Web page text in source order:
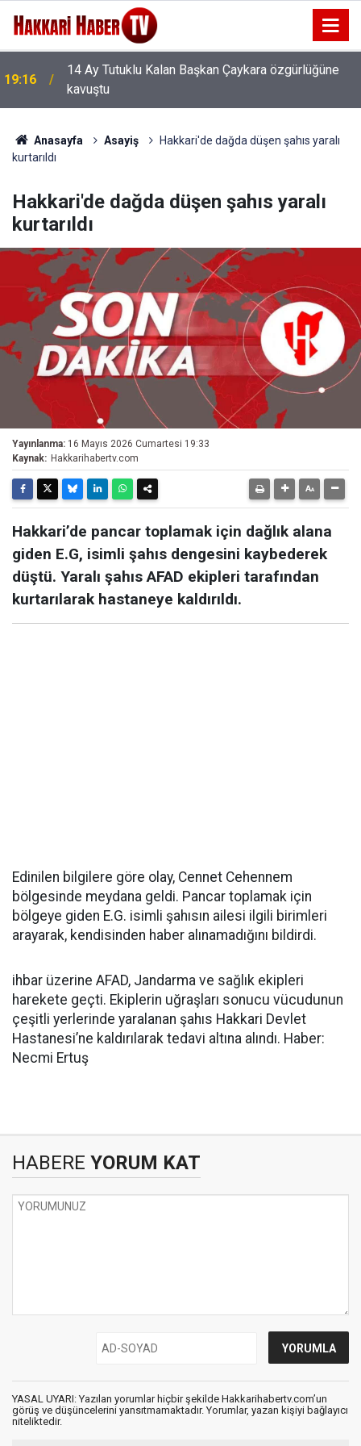
19:16
14 Ay Tutuklu Kalan Başkan Çaykara özgürlüğüne
kavuştu
Anasayfa Asayiş
Hakkari'de dağda düşen şahıs yaralı
kurtarıldı
Hakkari'de dağda düşen şahıs yaralı
kurtarıldı
Yayınlanma: 16 Mayıs 2026 Cumartesi 19:33
Kaynak: Hakkarihabertv.com
Hakkari’de pancar toplamak için dağlık alana
giden E.G, isimli şahıs dengesini kaybederek
düştü. Yaralı şahıs AFAD ekipleri tarafından
kurtarılarak hastaneye kaldırıldı.
Edinilen bilgilere göre olay, Cennet Cehennem
bölgesinde meydana geldi. Pancar toplamak için
bölgeye giden E.G. isimli şahısın ailesi ilgili birimleri
arayarak, kendisinden haber alınamadığını bildirdi.
ihbar üzerine AFAD, Jandarma ve sağlık ekipleri
harekete geçti. Ekiplerin uğraşları sonucu vücudunun
çeşitli yerlerinde yaralanan şahıs Hakkari Devlet
Hastanesi’ne kaldırılarak tedavi altına alındı. Haber:
Necmi Ertuş
HABERE YORUM KAT
YASAL UYARI: Yazılan yorumlar hiçbir şekilde Hakkarihabertv.com’un
görüş ve düşüncelerini yansıtmamaktadır. Yorumlar, yazan kişiyi bağlayıcı
niteliktedir.